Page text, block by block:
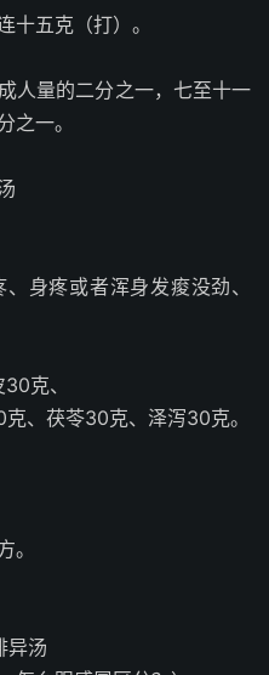
十五克（打）。
人量的二分之一，七至十一
之一。
身疼或者浑身发痠没劲、
克、
、茯苓30克、泽泻30克。
。
汤